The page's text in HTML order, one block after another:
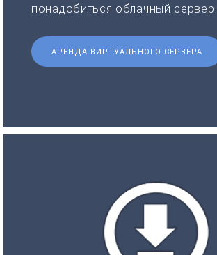
понадобиться облачный сервер.
АРЕНДА ВИРТУАЛЬНОГО СЕРВЕРА